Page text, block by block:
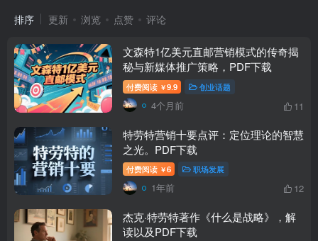
排序 更新 浏览 点赞 评论
文森特1亿美元直邮营销模式的传奇揭
秘与新媒体推广策略，PDF下载
付费阅读 ￥9.9 创业话题
4个月前 11
特劳特营销十要点评：定位理论的智慧
之光。PDF下载
付费阅读 ￥6 职场发展
1年前 12
杰克·特劳特著作《什么是战略》，解
读以及PDF下载